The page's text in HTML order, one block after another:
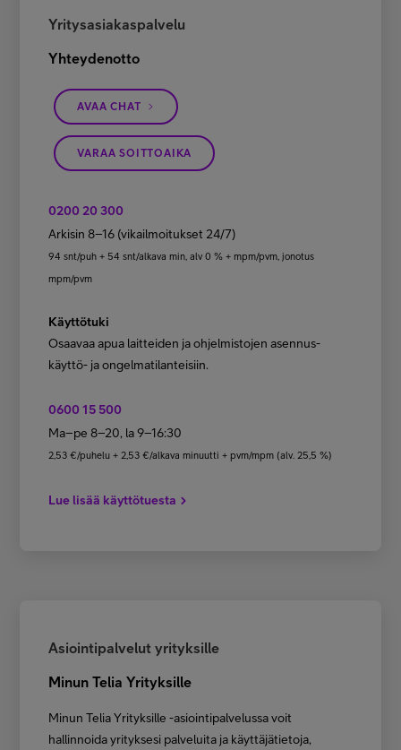
Yritysasiakaspalvelu
Yhteydenotto
AVAA CHAT
VARAA SOITTOAIKA
0200 20 300
Arkisin 8–16 (vikailmoitukset 24/7)
94 snt/puh + 54 snt/alkava min, alv 0 % + mpm/pvm, jonotus
mpm/pvm
Käyttötuki
Osaavaa apua laitteiden ja ohjelmistojen asennus-
käyttö- ja ongelmatilanteisiin.
0600 15 500
Ma–pe 8–20, la 9–16:30
2,53 €/puhelu + 2,53 €/alkava minuutti + pvm/mpm (alv. 25,5 %)
Lue lisää käyttötuesta
Asiointipalvelut yrityksille
Minun Telia Yrityksille
Minun Telia Yrityksille -asiointipalvelussa voit
hallinnoida yrityksesi palveluita ja käyttäjätietoja,